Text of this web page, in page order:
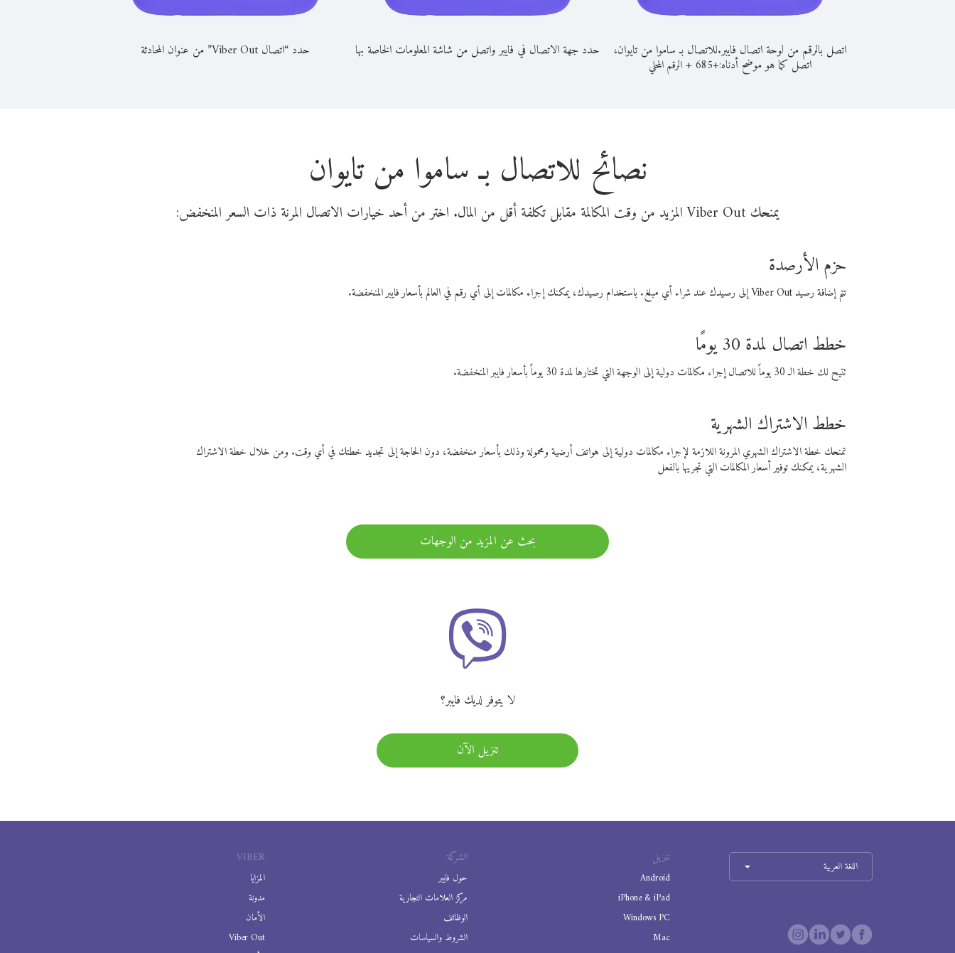
اتصل بالرقم من لوحة اتصال فايبر.للاتصال بـ ساموا من تايوان،
اتصل كما هو موضح أدناه:+
685
+الرقم المحلي
حدد جهة الاتصال في فايبر واتصل من شاشة المعلومات الخاصة بها حدد “اتصال Viber Out” من عنوان المحادثة
نصائح للاتصال بـ ساموا من تايوان
يمنحك Viber Out المزيد من وقت المكالمة مقابل تكلفة أقل من المال. اختر من أحد خيارات الاتصال المرنة ذات السعر المنخفض:
حزم الأرصدة
تتم إضافة رصيد Viber Out إلى رصيدك عند شراء أي مبلغ. باستخدام رصيدك، يمكنك إجراء مكالمات إلى أي رقم في العالم بأسعار فايبر المنخفضة.
خطط اتصال لمدة 30 يومًا
تتيح لك خطة الـ 30 يوماً للاتصال إجراء مكالمات دولية إلى الوجهة التي تختارها لمدة 30 يوماً بأسعار فايبر المنخفضة.
خطط الاشتراك الشهرية
تمنحك خطة الاشتراك الشهري المرونة اللازمة لإجراء مكالمات دولية إلى هواتف أرضية ومحمولة وذلك بأسعار منخفضة، دون الحاجة إلى تجديد خطتك في أي وقت. ومن خلال خطة الاشتراك
الشهرية، يمكنك توفير أسعار المكالمات التي تجريها بالفعل
بحث عن المزيد من الوجهات
لا يتوفر لديك فايبر؟
تنزيل الآن
VIBER
المزايا
مدونة
الأمان
Viber Out
الشركة
حول فايبر
مركز العلامات التجارية
الوظائف
الشروط والسياسات
تنزيل
Android
iPhone & iPad
Windows PC
Mac
اللغة العربية